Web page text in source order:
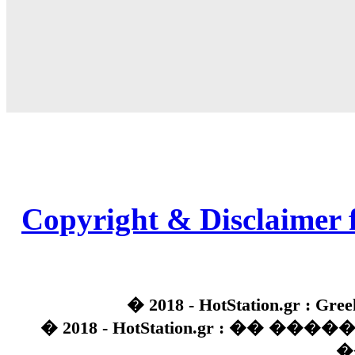
Copyright & Disclaimer
� 2018 - HotStation.gr :
� 2018 - HotStation.gr : ��